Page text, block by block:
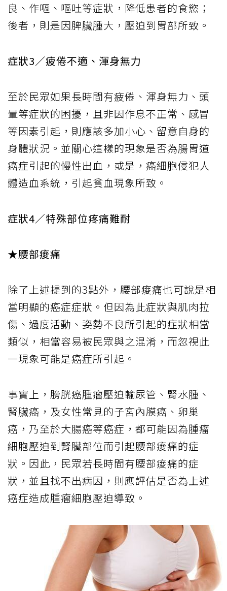
良、作嘔、嘔吐等症狀，降低患者的食慾；
後者，則是因脾臟腫大，壓迫到胃部所致。
症狀3／疲倦不適、渾身無力
至於民眾如果長時間有疲倦、渾身無力、頭
暈等症狀的困擾，且非因作息不正常、感冒
等因素引起，則應該多加小心、留意自身的
身體狀況。並關心這樣的現象是否為腸胃道
癌症引起的慢性出血，或是，癌細胞侵犯人
體造血系統，引起貧血現象所致。
症狀4／特殊部位疼痛難耐
★腰部痠痛
除了上述提到的3點外，腰部痠痛也可說是相
當明顯的癌症症狀。但因為此症狀與肌肉拉
傷、過度活動、姿勢不良所引起的症狀相當
類似，相當容易被民眾與之混淆，而忽視此
一現象可能是癌症所引起。
事實上，膀胱癌腫瘤壓迫輸尿管、腎水腫、
腎臟癌，及女性常見的子宮內膜癌、卵巢
癌，乃至於大腸癌等癌症，都可能因為腫瘤
細胞壓迫到腎臟部位而引起腰部痠痛的症
狀。因此，民眾若長時間有腰部痠痛的症
狀，並且找不出病因，則應評估是否為上述
癌症造成腫瘤細胞壓迫導致。